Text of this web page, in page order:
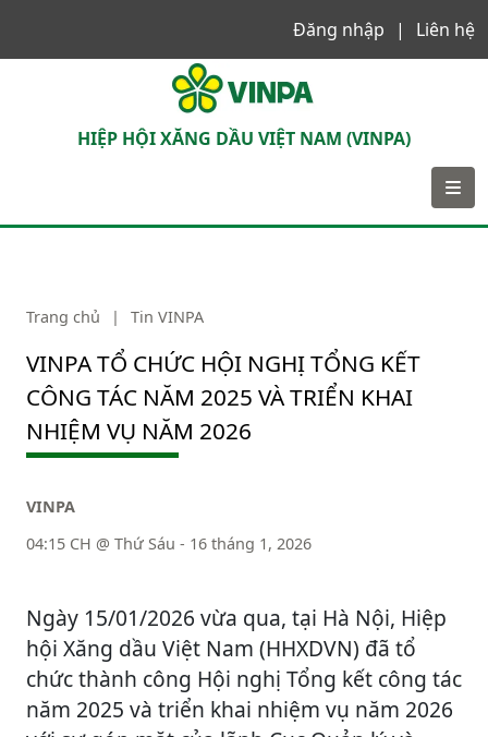
Đăng nhập
Liên hệ
HIỆP HỘI XĂNG DẦU VIỆT NAM (VINPA)
Trang chủ | Tin VINPA
VINPA TỔ CHỨC HỘI NGHỊ TỔNG KẾT
CÔNG TÁC NĂM 2025 VÀ TRIỂN KHAI
NHIỆM VỤ NĂM 2026
VINPA
04:15 CH @ Thứ Sáu - 16 tháng 1, 2026
Ngày 15/01/2026 vừa qua, tại Hà Nội, Hiệp
hội Xăng dầu Việt Nam (HHXDVN) đã tổ
chức thành công Hội nghị Tổng kết công tác
năm 2025 và triển khai nhiệm vụ năm 2026